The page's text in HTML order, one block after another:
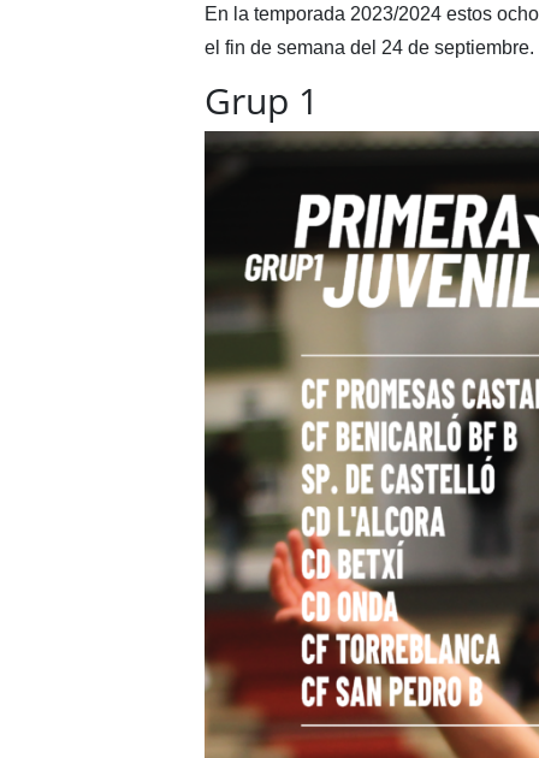
En la temporada 2023/2024 estos
el fin de semana del 24 de septiembre.
Grup 1